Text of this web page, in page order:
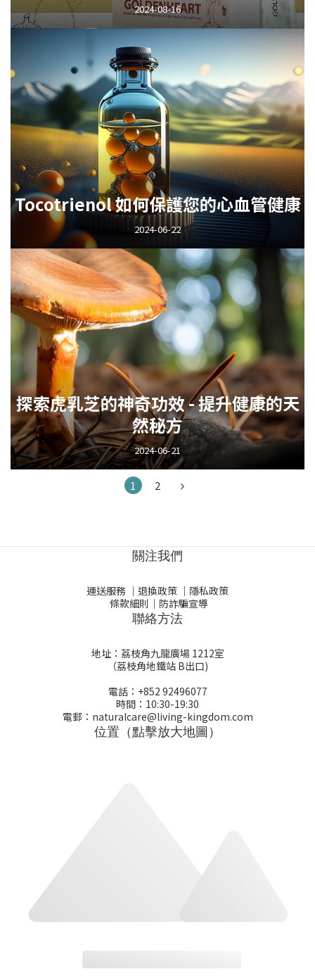
2024-08-16
Tocotrienol 如何保護您的心血管健康
2024-06-22
探索虎乳芝的神奇功效 - 提升健康的天
然秘方
2024-06-21
1 2
關注我們
運送服務 ｜ 退換政策 ｜ 隱私政策
條款細則 ｜ 防詐騙宣導
聯絡方法
地址：荔枝角九龍廣場 1212室
（荔枝角地鐵站 B出口)
電話：+852 92496077
時間：10:30-19:30
電郵：naturalcare@living-kingdom.com
位置（點擊放大地圖）